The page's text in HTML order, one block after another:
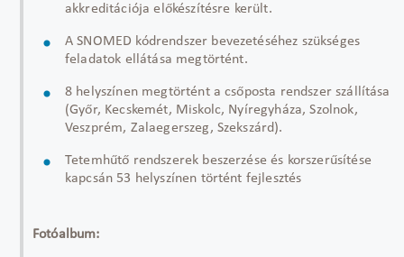
akkreditációja előkészítésre került.
A SNOMED kódrendszer bevezetéséhez szükséges
feladatok ellátása megtörtént.
8 helyszínen megtörtént a csőposta rendszer szállítása
(Győr, Kecskemét, Miskolc, Nyíregyháza, Szolnok,
Veszprém, Zalaegerszeg, Szekszárd).
Tetemhűtő rendszerek beszerzése és korszerűsítése
kapcsán 53 helyszínen történt fejlesztés
Fotóalbum: